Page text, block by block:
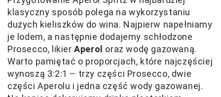
klasyczny sposób polega na wykorzystaniu
dużych kieliszków do wina. Najpierw napełniamy
je lodem, a następnie dodajemy schłodzone
Prosecco, likierAperol oraz wodę gazowaną.
Warto pamiętać o proporcjach, które najczęściej
wynoszą 3:2:1 – trzy części Prosecco, dwie
części Aperolu i jedna część wody gazowanej.